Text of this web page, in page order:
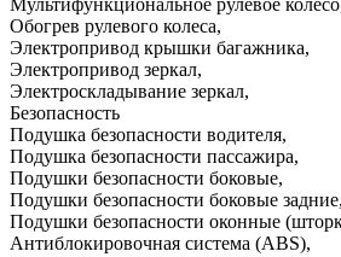
Обогрев рулевого колеса,
Электропривод крышки багажника,
Электропривод зеркал,
Электроскладывание зеркал,
Безопасность
Подушка безопасности водителя,
Подушка безопасности пассажира,
Подушки безопасности боковые,
Подушки безопасности боковые задние,
Подушки безопасности оконные
Антиблокировочная система (ABS),